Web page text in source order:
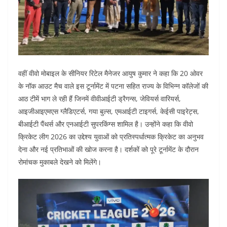
वहीं वीवो मोबाइल के सीनियर रिटेल मैनेजर आयुष कुमार ने कहा कि 20 ओवर
के नॉक आउट मैच वाले इस टूर्नामेंट में पटना सहित राज्य के विभिन्न कॉलेजों की
आठ टीमें भाग ले रही हैं जिनमें वीवीआईटी ड्रैगन्स, जेवियर्स वारियर्स,
आइजीआइएमएस ग्लैडिएटर्स, गया बुल्स, एमआईटी टाइगर्स, केईसी पाइरेट्स,
बीआईटी पैंथर्स और एनआईटी सुपरकिंग्स शामिल है। उन्होंने कहा कि वीवो
क्रिकेट लीग 2026 का उद्देश्य युवाओं को प्रतिस्पर्धात्मक क्रिकेट का अनुभव
देना और नई प्रतिभाओं की खोज करना है। दर्शकों को पूरे टूर्नामेंट के दौरान
रोमांचक मुकाबले देखने को मिलेंगे।